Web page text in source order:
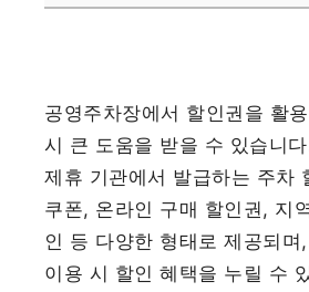
공영주차장에서 할인권을 활
시 큰 도움을 받을 수 있습니
제휴 기관에서 발급하는 주차
쿠폰, 온라인 구매 할인권, 지
인 등 다양한 형태로 제공되
이용 시 할인 혜택을 누릴 수